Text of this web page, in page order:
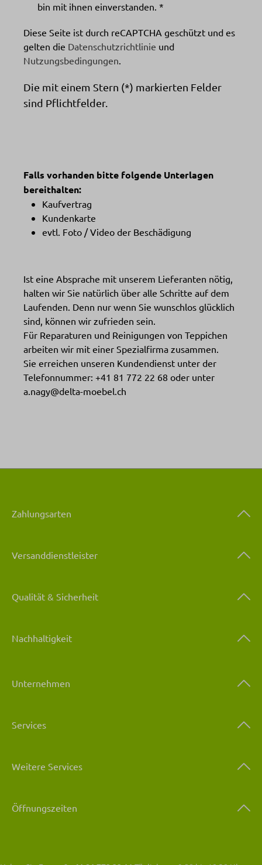
bin mit ihnen einverstanden. *
Diese Seite ist durch reCAPTCHA geschützt und es
gelten die Datenschutzrichtlinie und
Nutzungsbedingungen.
Die mit einem Stern (*) markierten Felder
sind Pflichtfelder.
Falls vorhanden bitte folgende Unterlagen
bereithalten:
Kaufvertrag
Kundenkarte
evtl. Foto / Video der Beschädigung
Ist eine Absprache mit unserem Lieferanten nötig,
halten wir Sie natürlich über alle Schritte auf dem
Laufenden. Denn nur wenn Sie wunschlos glücklich
sind, können wir zufrieden sein.
Für Reparaturen und Reinigungen von Teppichen
arbeiten wir mit einer Spezialfirma zusammen.
Sie erreichen unseren Kundendienst unter der
Telefonnummer: +41 81 772 22 68 oder unter
a.nagy@delta-moebel.ch
Zahlungsarten
Versanddienstleister
Qualität & Sicherheit
Nachhaltigkeit
Unternehmen
Services
Weitere Services
Öffnungszeiten